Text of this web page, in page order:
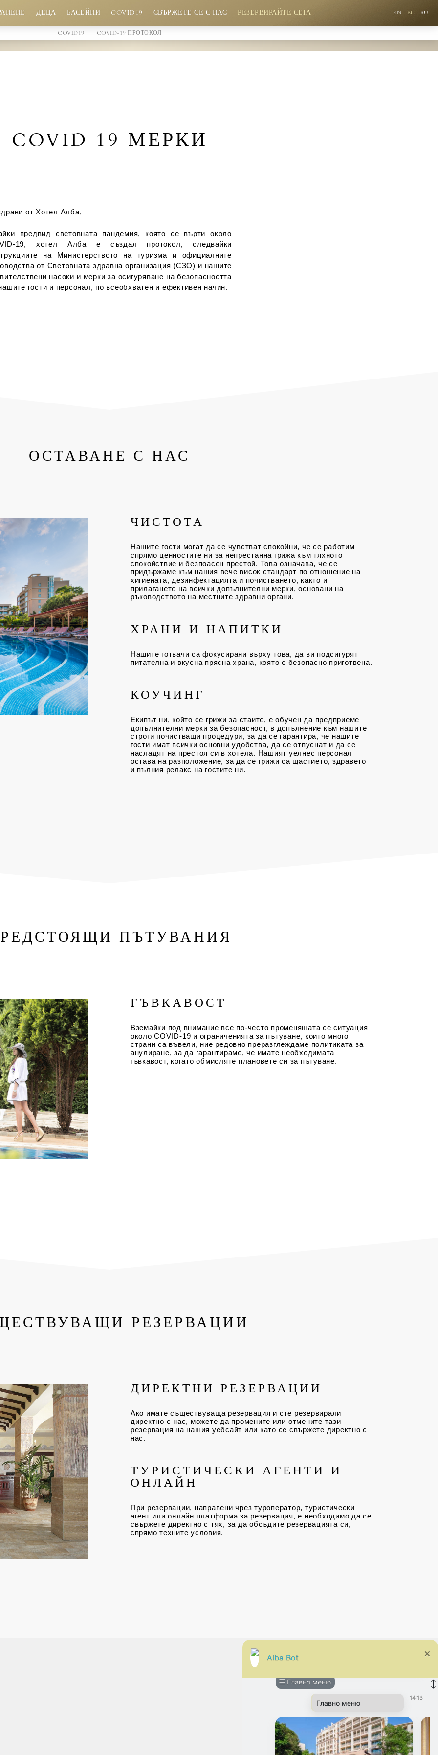
ДЕЦА БАСЕЙНИ COVID19 СВЪРЖЕТЕ СЕ С НАС РЕЗЕРВИРАЙТЕ СЕГА EN BG RU
COVID19 COVID-19 ПРОТОКОЛ
Детски басейн с пързалки
COVID 19 МЕРКИ
от Хотел Алба,
предвид световната пандемия, която се върти около
19, хотел Алба е създал протокол, следвайки
на Министерството на туризма и официалните
от Световната здравна организация (СЗО) и нашите
насоки и мерки за осигуряване на безопасността
гости и персонал, по всеобхватен и ефективен начин.
ОСТАВАНЕ С НАС
ЧИСТОТА
Нашите гости могат да се чувстват спокойни, че се работим
спрямо ценностите ни за непрестанна грижа към тяхното
спокойствие и безпоасен престой. Това означава, че се
придържаме към нашия вече висок стандарт по отношение на
хигиената, дезинфектацията и почистването, както и
прилагането на всички допълнителни мерки, основани на
ръководството на местните здравни органи.
ХРАНИ И НАПИТКИ
Нашите готвачи са фокусирани върху това, да ви подсигурят
питателна и вкусна прясна храна, която е безопасно приготвена.
КОУЧИНГ
Екипът ни, който се грижи за стаите, е обучен да предприеме
допълнителни мерки за безопасност, в допълнение към нашите
строги почистващи процедури, за да се гарантира, че нашите
гости имат всички основни удобства, да се отпуснат и да се
насладят на престоя си в хотела. Нашият уелнес персонал
остава на разположение, за да се грижи са щастието, здравето
и пълния релакс на гостите ни.
ПЪТУВАНИЯ
ГЪВКАВОСТ
Вземайки под внимание все по-често променящата се ситуация
около COVID-19 и ограниченията за пътуване, които много
страни са въвели, ние редовно преразглеждаме политиката за
анулиране, за да гарантираме, че имате необходимата
гъвкавост, когато обмисляте плановете си за пътуване.
РЕЗЕРВАЦИИ
ДИРЕКТНИ РЕЗЕРВАЦИИ
Ако имате съществуваща резервация и сте резервирали
директно с нас, можете да промените или отмените тази
резервация на нашия уебсайт или като се свържете директно с
нас.
ТУРИСТИЧЕСКИ АГЕНТИ И
ОНЛАЙН
При резервации, направени чрез туроператор, туристически
агент или онлайн платформа за резервация, е необходимо да се
свържете директно с тях, за да обсъдите резервацията си,
спрямо техните условия.